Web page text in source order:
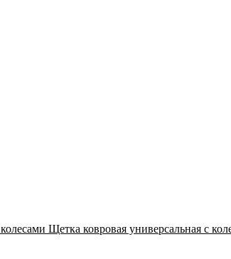
Щетка ковровая универсальная с